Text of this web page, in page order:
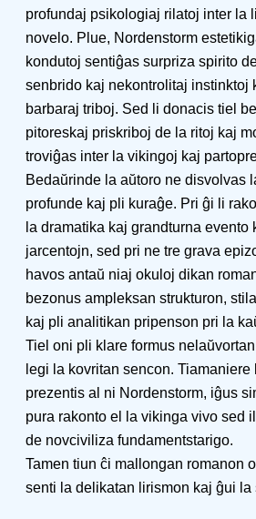
profundaj psikologiaj rilatoj inter la
novelo. Plue, Nordenstorm
kondutoj sentiĝas surpriza spirito
senbrido kaj nekontrolitaj instinktoj
barbaraj triboj. Sed li donacis tiel
pitoreskaj priskriboj de la ritoj kaj
troviĝas inter la vikingoj kaj
Bedaŭrinde la aŭtoro ne disvolvas
profunde kaj pli kuraĝe. Pri ĝi li
la dramatika kaj grandturna
jarcentojn, sed pri ne tre grava
havos antaŭ niaj okuloj dikan
bezonus ampleksan strukturon,
kaj pli analitikan pripenson pri la
Tiel oni pli klare formus
legi la kovritan sencon.
prezentis al ni Nordenstorm, iĝus
pura rakonto el la vikinga vivo sed
de novciviliza fundamentstarigo.
Tamen tiun ĉi mallongan romanon
senti la delikatan lirismon kaj ĝui